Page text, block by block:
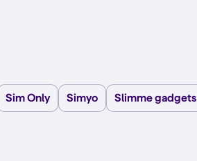
Sim Only Simyo Slimme gadgets